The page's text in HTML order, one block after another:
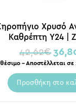
Χρυσό
Καθρέπτη Υ24 |
42,62€
– Αποστέλλεται
Προσθήκη στο